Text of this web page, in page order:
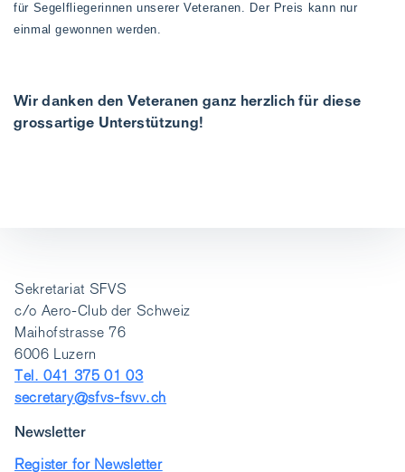
für Segelfliegerinnen unserer Veteranen. Der Preis kann nur
einmal gewonnen werden.
Wir danken den Veteranen ganz herzlich für diese
grossartige Unterstützung!
Sekretariat SFVS
c/o Aero-Club der Schweiz
Maihofstrasse 76
6006 Luzern
Tel. 041 375 01 03
secretary@sfvs-fsvv.ch
Newsletter
Register for Newsletter